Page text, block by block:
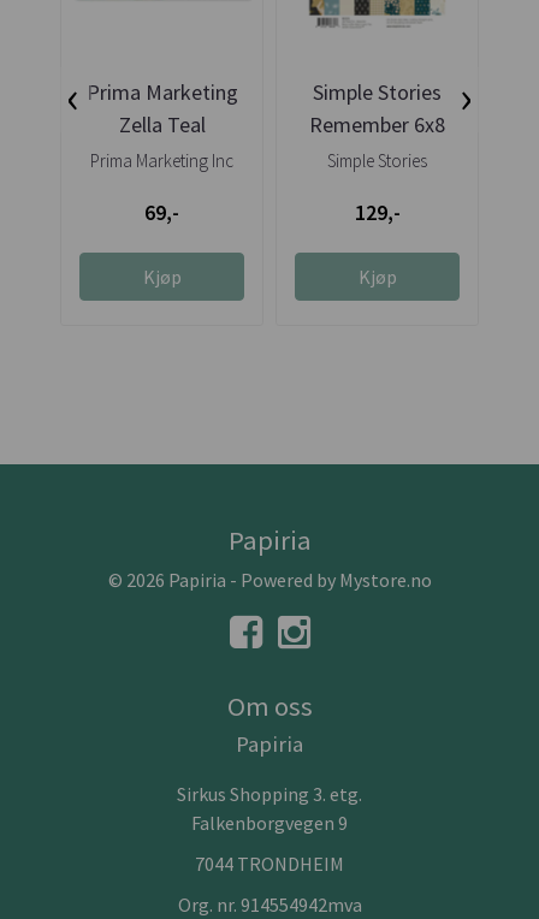
Prima Marketing
Zella Teal
Journaling
Prima Marketing Inc
69,-
Kjøp
Simple Stories
Remember 6x8
Paper Pad
Simple Stories
129,-
Kjøp
‹ ›
Papiria
© 2026 Papiria - Powered by Mystore.no
Om oss
Papiria
Sirkus Shopping 3. etg.
Falkenborgvegen 9
7044 TRONDHEIM
Org. nr. 914554942mva